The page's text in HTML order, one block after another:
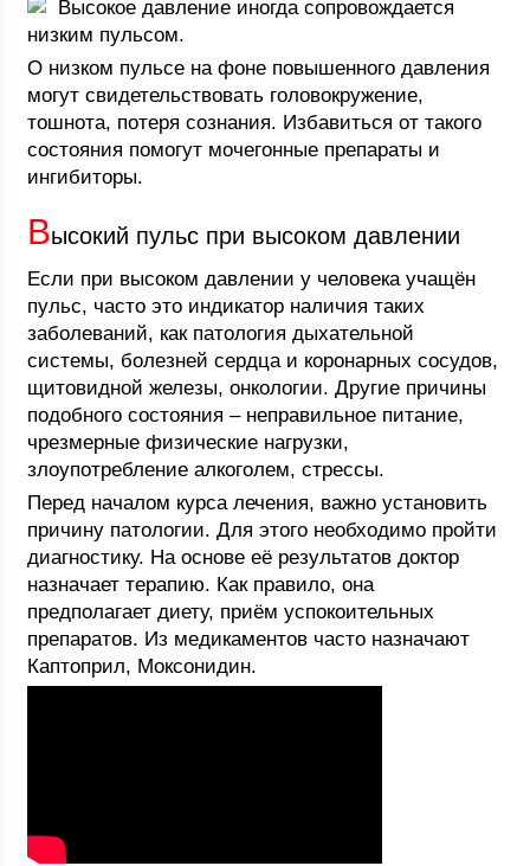
Высокое давление иногда сопровождается
низким пульсом.
О низком пульсе на фоне повышенного давления
могут свидетельствовать головокружение,
тошнота, потеря сознания. Избавиться от такого
состояния помогут мочегонные препараты и
ингибиторы.
Высокий пульс при высоком давлении
Если при высоком давлении у человека учащён
пульс, часто это индикатор наличия таких
заболеваний, как патология дыхательной
системы, болезней сердца и коронарных сосудов,
щитовидной железы, онкологии. Другие причины
подобного состояния – неправильное питание,
чрезмерные физические нагрузки,
злоупотребление алкоголем, стрессы.
Перед началом курса лечения, важно установить
причину патологии. Для этого необходимо пройти
диагностику. На основе её результатов доктор
назначает терапию. Как правило, она
предполагает диету, приём успокоительных
препаратов. Из медикаментов часто назначают
Каптоприл, Моксонидин.